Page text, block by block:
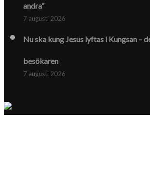
andra”
7 augusti 2026
Nu ska kung Jesus lyftas i Kungsan –
besökaren
7 augusti 2026